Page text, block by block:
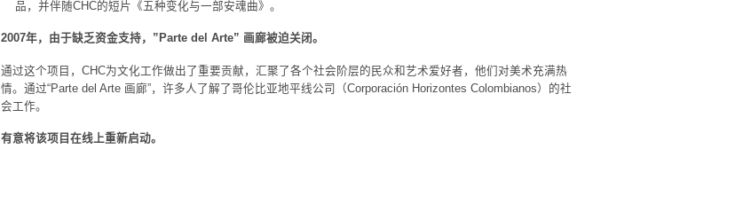
品，并伴随CHC的短片《五种变化与一部安魂曲》。
2007年，由于缺乏资金支持，”Parte del Arte” 画廊被迫关闭。
通过这个项目，CHC为文化工作做出了重要贡献，汇聚了各个社会阶层的民众和艺术爱好者，他们对美术充满热
情。通过“Parte del Arte 画廊”，许多人了解了哥伦比亚地平线公司（Corporación Horizontes Colombianos）的社
会工作。
有意将该项目在线上重新启动。